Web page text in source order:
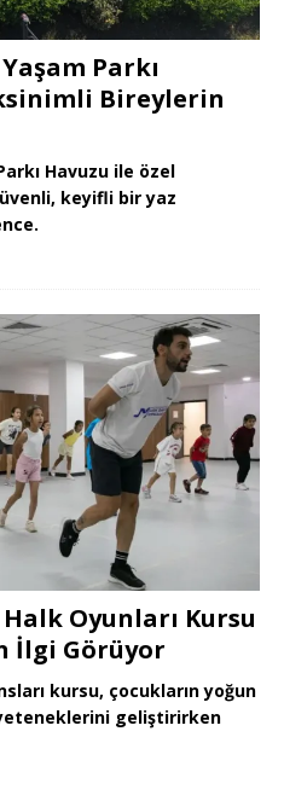
Parkı
Bireylerin
Havuzu ile özel
keyifli bir yaz
Oyunları Kursu
İlgi Görüyor
kursu, çocukların yoğun
geliştirirken